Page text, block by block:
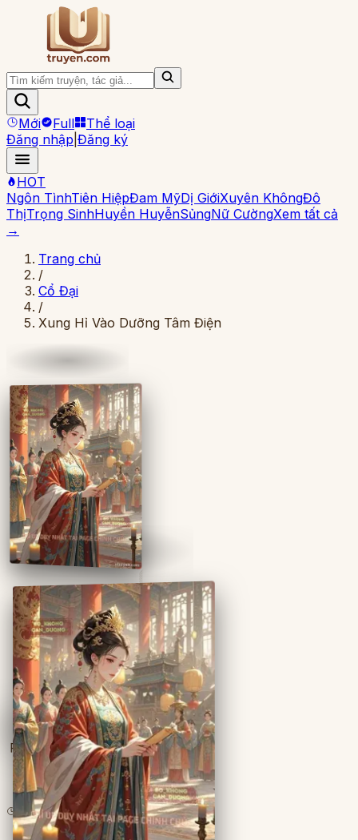
Mới Full
Thể loại
Đăng nhập Đăng ký
HOT
Ngôn TìnhTiên HiệpĐam MỹDị GiớiXuyên KhôngĐô
ThịTrọng SinhHuyền HuyễnSủngNữ CườngXem tất cả
→
Trang chủ
/
Cổ Đại
/
Xung Hỉ Vào Dưỡng Tâm Điện
Full
5lượt đọc· 8chương